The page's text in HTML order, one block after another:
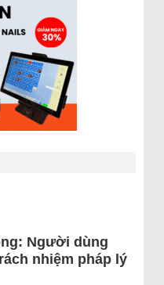
Người dùng
nhiệm pháp lý